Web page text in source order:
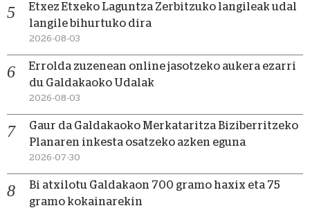
Etxez Etxeko Laguntza Zerbitzuko langileak udal
langile bihurtuko dira
2026-08-03
Errolda zuzenean online jasotzeko aukera ezarri
du Galdakaoko Udalak
2026-08-03
Gaur da Galdakaoko Merkataritza Biziberritzeko
Planaren inkesta osatzeko azken eguna
2026-07-30
Bi atxilotu Galdakaon 700 gramo haxix eta 75
gramo kokainarekin